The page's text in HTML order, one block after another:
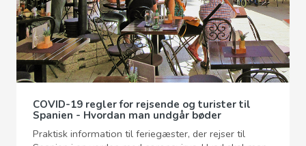
COVID-19 regler for rejsende og turister til
Spanien - Hvordan man undgår bøder
Praktisk information til feriegæster, der rejser til